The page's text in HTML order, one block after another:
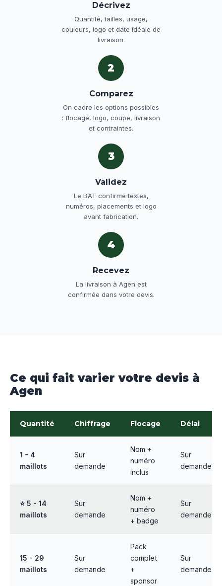
Décrivez
Quantité, tailles, usage,
couleurs, logo et date idéale de
livraison.
2
Comparez
On cadre les options possibles
: flocage, logo, coupe, livraison
et contraintes.
3
Validez
Le BAT confirme textes,
numéros, placements et logo
avant fabrication.
4
Recevez
La livraison à Agen est
confirmée dans votre devis.
Ce qui fait varier votre devis à
Agen
Quantité Chiffrage Flocage Délai
1 - 4
maillots
Sur
demande
Nom +
numéro
inclus
Sur
demande
⭐ 5 - 14
maillots
Sur
demande
Nom +
numéro
+ badge
Sur
demande
15 - 29
maillots
Sur
demande
Pack
complet
+
sponsor
Sur
demande